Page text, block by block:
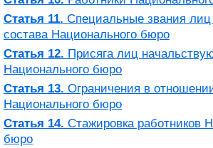
Статья 11. Специальные звания лиц
состава Национального бюро
Статья 12. Присяга лиц
Национального бюро
Статья 13. Ограничения в
Национального бюро
Статья 14. Стажировка работников
бюро